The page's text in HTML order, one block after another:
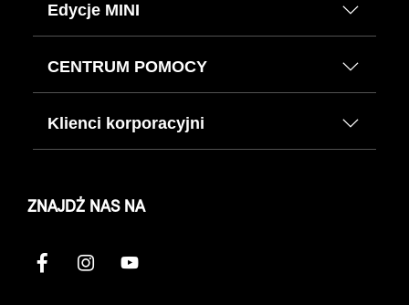
Edycje MINI
CENTRUM POMOCY
Klienci korporacyjni
ZNAJDŹ NAS NA